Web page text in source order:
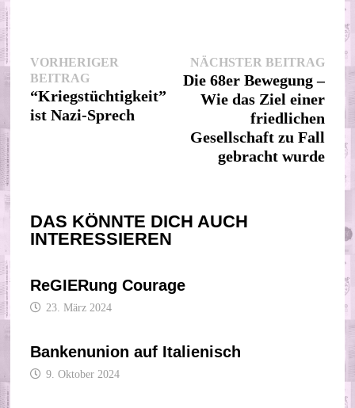
Beitragsnavigation
VORHERIGER
BEITRAGVorheriger
Beitrag:
“Kriegstüchtigkeit”
ist Nazi-Sprech
NÄCHSTER BEITRAG
Die 68er Bewegung –
Wie das Ziel einer
friedlichen
Gesellschaft zu Fall
gebracht wurde
DAS KÖNNTE DICH AUCH
INTERESSIEREN
ReGIERung Courage
23. März 2024
Bankenunion auf Italienisch
9. Oktober 2024